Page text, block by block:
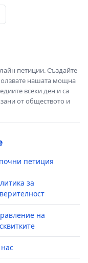
петиции. Създайте
нашата мощна
всеки ден и са
от обществото и
петиция
за
на